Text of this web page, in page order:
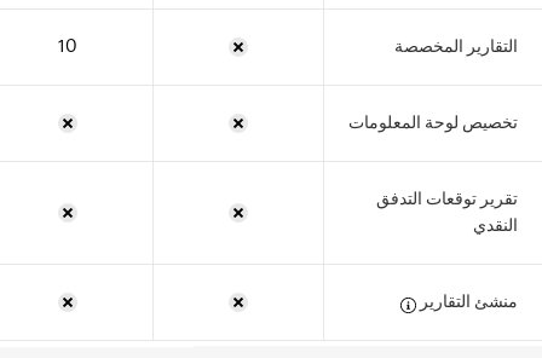
التقارير المخصصة 10
تخصيص لوحة المعلومات
تقرير توقعات التدفق
النقدي
منشئ التقارير